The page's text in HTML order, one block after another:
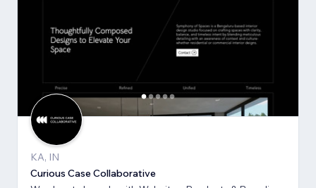
KA, IN
Curious Case Collaborative